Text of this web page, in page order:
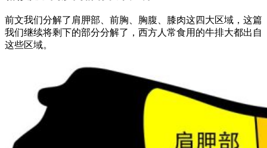
前文我们分解了肩胛部、前胸、胸腹、膝肉这四大区域，这篇
我们继续将剩下的部分分解了，西方人常食用的牛排大都出自
这些区域。